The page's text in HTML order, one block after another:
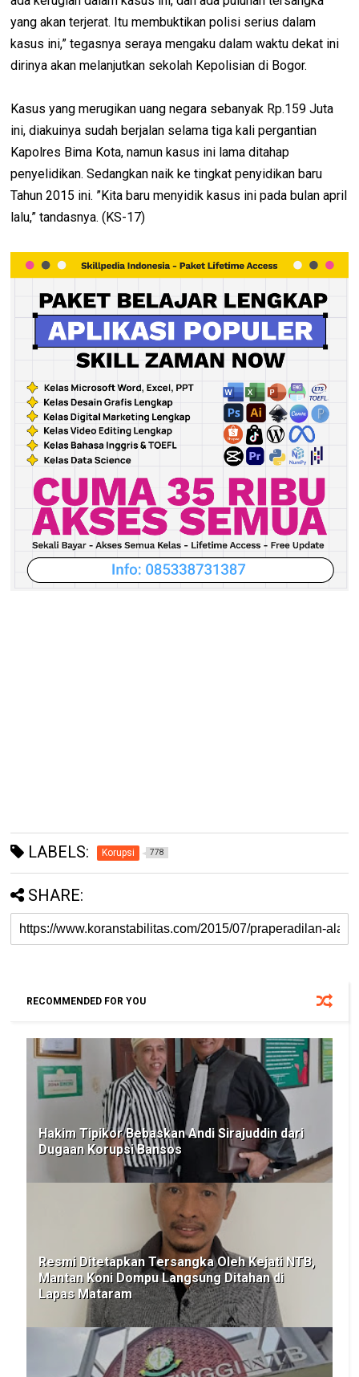
yang akan terjerat. Itu membuktikan polisi serius dalam
kasus ini,” tegasnya seraya mengaku dalam waktu dekat ini
dirinya akan melanjutkan sekolah Kepolisian di Bogor.
Kasus yang merugikan uang negara sebanyak Rp.159 Juta
ini, diakuinya sudah berjalan selama tiga kali pergantian
Kapolres Bima Kota, namun kasus ini lama ditahap
penyelidikan. Sedangkan naik ke tingkat penyidikan baru
Tahun 2015 ini. ”Kita baru menyidik kasus ini pada bulan april
lalu,” tandasnya. (KS-17)
LABELS: Korupsi 778
SHARE:
RECOMMENDED FOR YOU
Hakim Tipikor Bebaskan Andi Sirajuddin dari
Dugaan Korupsi Bansos
Resmi Ditetapkan Tersangka Oleh Kejati NTB,
Mantan Koni Dompu Langsung Ditahan di
Lapas Mataram